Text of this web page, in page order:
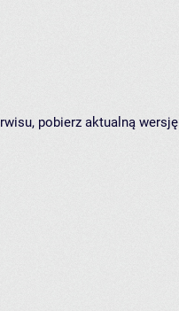
pobierz aktualną wersję